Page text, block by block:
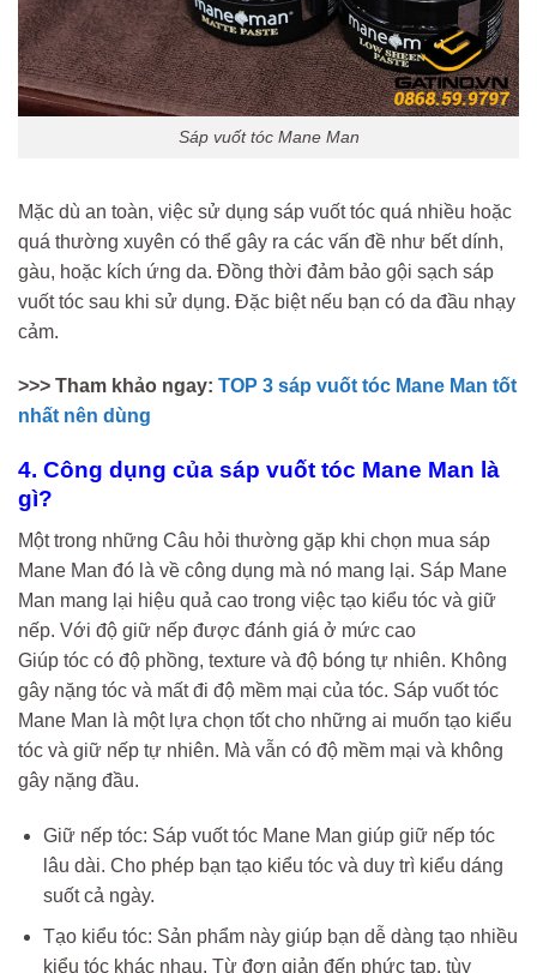
Sáp vuốt tóc Mane Man
Mặc dù an toàn, việc sử dụng sáp vuốt tóc quá nhiều hoặc
quá thường xuyên có thể gây ra các vấn đề như bết dính,
gàu, hoặc kích ứng da. Đồng thời đảm bảo gội sạch sáp
vuốt tóc sau khi sử dụng. Đặc biệt nếu bạn có da đầu nhạy
cảm.
>>> Tham khảo ngay: TOP 3 sáp vuốt tóc Mane Man tốt
nhất nên dùng
4. Công dụng của sáp vuốt tóc Mane Man là
gì?
Một trong những Câu hỏi thường gặp khi chọn mua sáp
Mane Man đó là về công dụng mà nó mang lại. Sáp Mane
Man mang lại hiệu quả cao trong việc tạo kiểu tóc và giữ
nếp. Với độ giữ nếp được đánh giá ở mức cao
Giúp tóc có độ phồng, texture và độ bóng tự nhiên. Không
gây nặng tóc và mất đi độ mềm mại của tóc. Sáp vuốt tóc
Mane Man là một lựa chọn tốt cho những ai muốn tạo kiểu
tóc và giữ nếp tự nhiên. Mà vẫn có độ mềm mại và không
gây nặng đầu.
Giữ nếp tóc: Sáp vuốt tóc Mane Man giúp giữ nếp tóc
lâu dài. Cho phép bạn tạo kiểu tóc và duy trì kiểu dáng
suốt cả ngày.
Tạo kiểu tóc: Sản phẩm này giúp bạn dễ dàng tạo nhiều
kiểu tóc khác nhau. Từ đơn giản đến phức tạp, tùy